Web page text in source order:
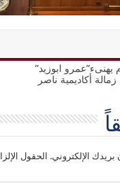
يهنىء”عمرو ابوزيد”
أكاديمية ناصر
الإلكتروني. الحقول